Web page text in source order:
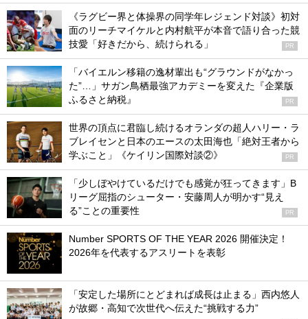
《ラグビー界と体操界の同学年レジェンド対談》初対
面のリーチマイケルと内村航平が本音で語り合った競
技愛「好きだから、続けられる」
PR
「バイエルン移籍の逸材輩出も“グラウンドがなかっ
た”…」サガン鳥栖最強アカデミーを変えた『企業版
ふるさと納税』
PR
世界の頂点に君臨し続けるオランダの超人ハリー・ラ
ブレイセンと日本のエースの太田海也「絶対王者から
学ぶこと」《ケイリン国際対談②》
PR
「少しぼやけているだけでも感覚が狂ってきます」B
リーグ屈指のシューター・安藤周人が明かす“見え
る”ことの重要性
PR
Number SPORTS OF THE YEAR 2026 開催決定！
2026年を代表するアスリートを表彰
「安定した場所にとどまれば成長は止まる」西内悠人
が故郷・高知で次世代へ伝えた“挑戦する力”